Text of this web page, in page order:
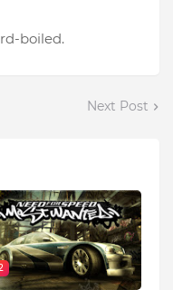
boiled.
Next Post